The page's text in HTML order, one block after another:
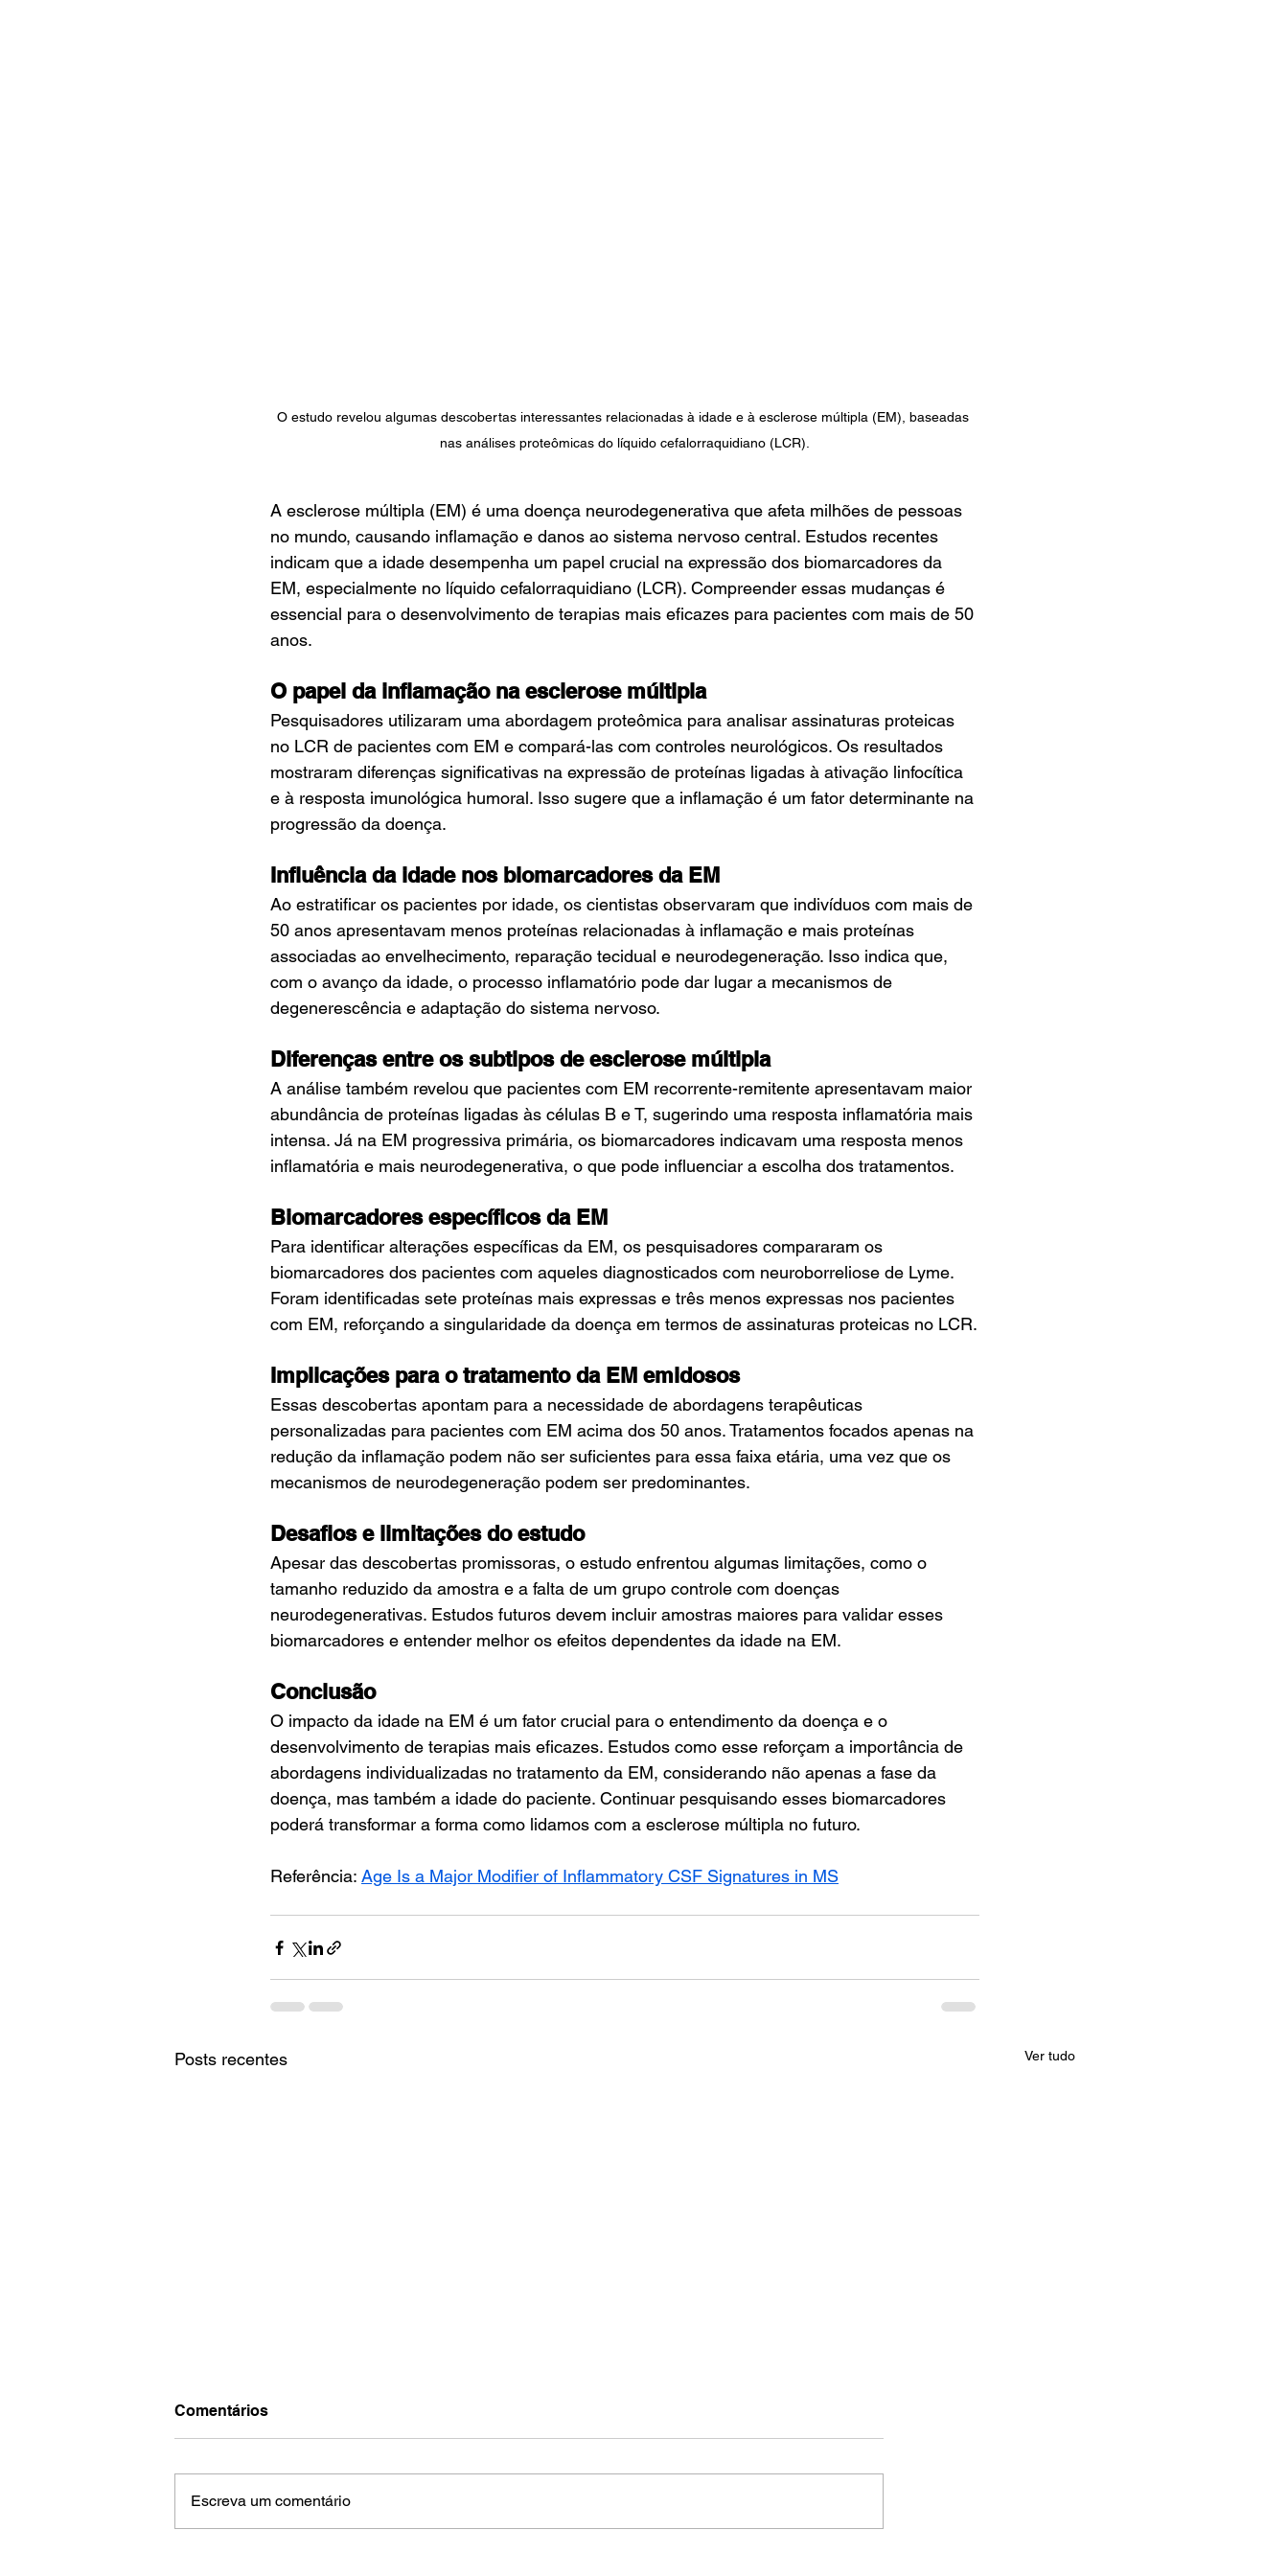
O estudo revelou algumas descobertas interessantes relacionadas à idade e à esclerose múltipla (EM), baseadas
nas análises proteômicas do líquido cefalorraquidiano (LCR).
A esclerose múltipla (EM) é uma doença neurodegenerativa que afeta milhões de pessoas
no mundo, causando inflamação e danos ao sistema nervoso central. Estudos recentes
indicam que a idade desempenha um papel crucial na expressão dos biomarcadores da
EM, especialmente no líquido cefalorraquidiano (LCR). Compreender essas mudanças é
essencial para o desenvolvimento de terapias mais eficazes para pacientes com mais de 50
anos.
O papel da inflamação na esclerose múltipla
Pesquisadores utilizaram uma abordagem proteômica para analisar assinaturas proteicas
no LCR de pacientes com EM e compará-las com controles neurológicos. Os resultados
mostraram diferenças significativas na expressão de proteínas ligadas à ativação linfocítica
e à resposta imunológica humoral. Isso sugere que a inflamação é um fator determinante na
progressão da doença.
Influência da idade nos biomarcadores da EM
Ao estratificar os pacientes por idade, os cientistas observaram que indivíduos com mais de
50 anos apresentavam menos proteínas relacionadas à inflamação e mais proteínas
associadas ao envelhecimento, reparação tecidual e neurodegeneração. Isso indica que,
com o avanço da idade, o processo inflamatório pode dar lugar a mecanismos de
degenerescência e adaptação do sistema nervoso.
Diferenças entre os subtipos de esclerose múltipla
A análise também revelou que pacientes com EM recorrente-remitente apresentavam maior
abundância de proteínas ligadas às células B e T, sugerindo uma resposta inflamatória mais
intensa. Já na EM progressiva primária, os biomarcadores indicavam uma resposta menos
inflamatória e mais neurodegenerativa, o que pode influenciar a escolha dos tratamentos.
Biomarcadores específicos da EM
Para identificar alterações específicas da EM, os pesquisadores compararam os
biomarcadores dos pacientes com aqueles diagnosticados com neuroborreliose de Lyme.
Foram identificadas sete proteínas mais expressas e três menos expressas nos pacientes
com EM, reforçando a singularidade da doença em termos de assinaturas proteicas no LCR.
Implicações para o tratamento da EM emidosos
Essas descobertas apontam para a necessidade de abordagens terapêuticas
personalizadas para pacientes com EM acima dos 50 anos. Tratamentos focados apenas na
redução da inflamação podem não ser suficientes para essa faixa etária, uma vez que os
mecanismos de neurodegeneração podem ser predominantes.
Desafios e limitações do estudo
Apesar das descobertas promissoras, o estudo enfrentou algumas limitações, como o
tamanho reduzido da amostra e a falta de um grupo controle com doenças
neurodegenerativas. Estudos futuros devem incluir amostras maiores para validar esses
biomarcadores e entender melhor os efeitos dependentes da idade na EM.
Conclusão
O impacto da idade na EM é um fator crucial para o entendimento da doença e o
desenvolvimento de terapias mais eficazes. Estudos como esse reforçam a importância de
abordagens individualizadas no tratamento da EM, considerando não apenas a fase da
doença, mas também a idade do paciente. Continuar pesquisando esses biomarcadores
poderá transformar a forma como lidamos com a esclerose múltipla no futuro.
Referência: Age Is a Major Modifier of Inflammatory CSF Signatures in MS
Posts recentes Ver tudo
Comentários
Escreva um comentário